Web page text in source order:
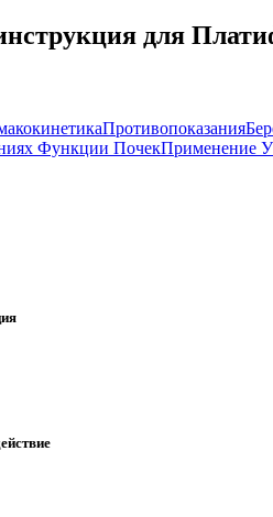
для
Противопоказания
Функции ПочекПрименение